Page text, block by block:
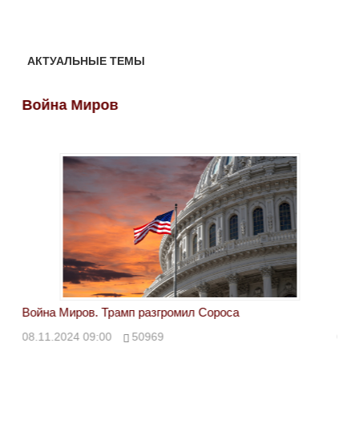
АКТУАЛЬНЫЕ ТЕМЫ
Война Миров
Война Миров. Трамп разгромил Сороса
08.11.2024 09:00 50969